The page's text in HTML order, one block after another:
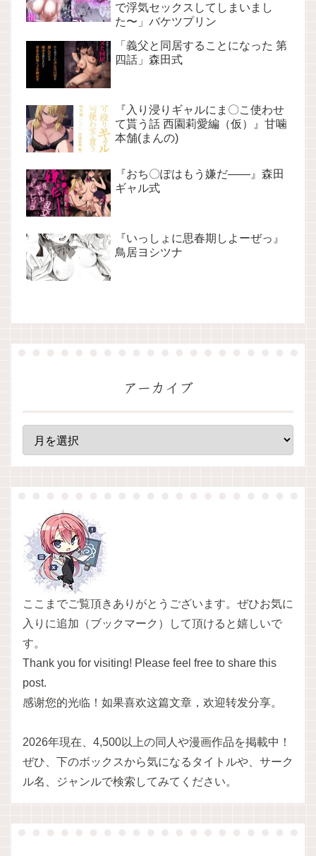
で浮気セックスしてしまいまし
た〜」バケツプリン
「義父と同居することになった 第
四話」森田式
『入り浸りギャルにま〇こ使わせ
て貰う話 西園莉愛編（仮）』甘噛
本舗(まんの)
『おち〇ぽはもう嫌だ――』森田
ギャル式
『いっしょに思春期しよーぜっ』
鳥居ヨシツナ
アーカイブ
ここまでご覧頂きありがとうございます。ぜひお気に
入りに追加（ブックマーク）して頂けると嬉しいで
す。
Thank you for visiting! Please feel free to share this
post.
感谢您的光临！如果喜欢这篇文章，欢迎转发分享。
2026年現在、4,500以上の同人や漫画作品を掲載中！
ぜひ、下のボックスから気になるタイトルや、サーク
ル名、ジャンルで検索してみてください。